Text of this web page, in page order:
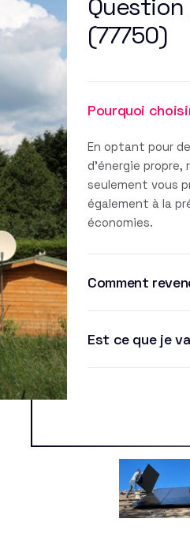
(77750)
Pourquoi
En optant pour
d'énergie propre,
seulement vous
également à la
économies.
Comment
Est ce que je